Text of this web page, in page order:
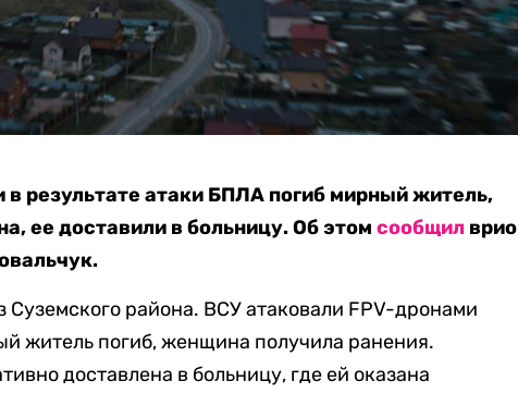
в результате атаки БПЛА погиб мирный житель,
ее доставили в больницу. Об этомсообщил врио
Суземского района. ВСУ атаковали FPV-дронами
житель погиб, женщина получила ранения.
доставлена в больницу, где ей оказана